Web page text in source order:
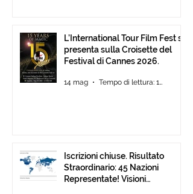
L’International Tour Film Fest si
presenta sulla Croisette del
Festival di Cannes 2026.
14 mag Tempo di lettura: 1 min
Iscrizioni chiuse. Risultato
Straordinario: 45 Nazioni
Representate! Visioni